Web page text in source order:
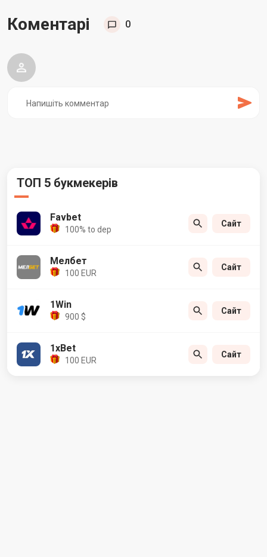
Коментарі 0
ТОП 5 букмекерів
Favbet
100% to dep
Сайт
Мелбет
100 EUR
Сайт
1Win
900 $
Сайт
1xBet
100 EUR
Сайт